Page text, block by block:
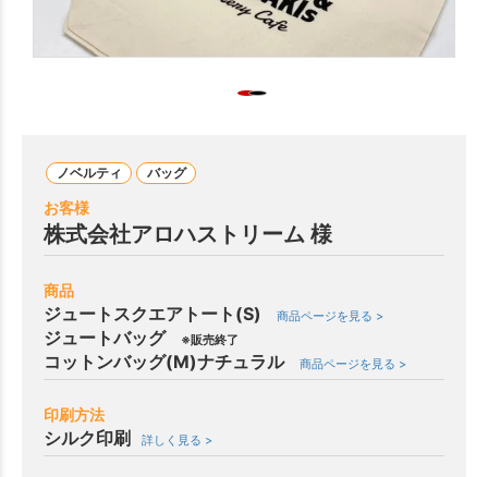
ノベルティ バッグ
お客様
株式会社アロハストリーム 様
商品
ジュートスクエアトート(S) 商品ページを見る >
ジュートバッグ ※販売終了
コットンバッグ(M)ナチュラル 商品ページを見る >
印刷方法
シルク印刷 詳しく見る >